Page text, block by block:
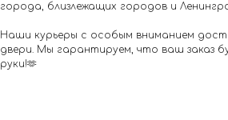
города, близлежащих городов и
Наши курьеры с особым вниманием
двери. Мы гарантируем, что ваш заказ
руки!🫶